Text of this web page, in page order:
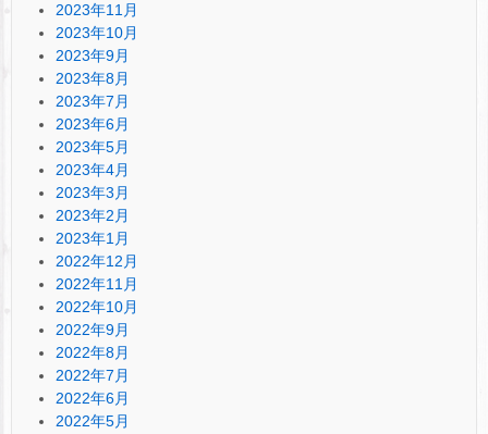
2023年11月
2023年10月
2023年9月
2023年8月
2023年7月
2023年6月
2023年5月
2023年4月
2023年3月
2023年2月
2023年1月
2022年12月
2022年11月
2022年10月
2022年9月
2022年8月
2022年7月
2022年6月
2022年5月